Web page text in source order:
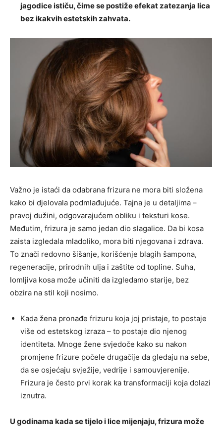
jagodice ističu, čime se postiže efekat zatezanja lica
bez ikakvih estetskih zahvata.
Važno je istaći da odabrana frizura ne mora biti složena
kako bi djelovala podmlađujuće. Tajna je u detaljima –
pravoj dužini, odgovarajućem obliku i teksturi kose.
Međutim, frizura je samo jedan dio slagalice. Da bi kosa
zaista izgledala mladoliko, mora biti njegovana i zdrava.
To znači redovno šišanje, korišćenje blagih šampona,
regeneracije, prirodnih ulja i zaštite od topline. Suha,
lomljiva kosa može učiniti da izgledamo starije, bez
obzira na stil koji nosimo.
Kada žena pronađe frizuru koja joj pristaje, to postaje
više od estetskog izraza – to postaje dio njenog
identiteta. Mnoge žene svjedoče kako su nakon
promjene frizure počele drugačije da gledaju na sebe,
da se osjećaju svježije, vedrije i samouvjerenije.
Frizura je često prvi korak ka transformaciji koja dolazi
iznutra.
U godinama kada se tijelo i lice mijenjaju, frizura može